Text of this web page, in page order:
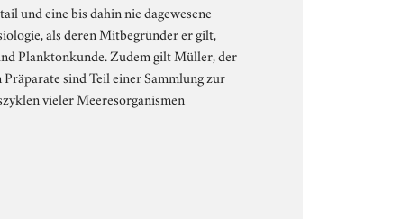
und eine bis dahin nie dagewesene
als deren Mitbegründer er gilt,
Planktonkunde. Zudem gilt Müller, der
sind Teil einer Sammlung zur
vieler Meeresorganismen